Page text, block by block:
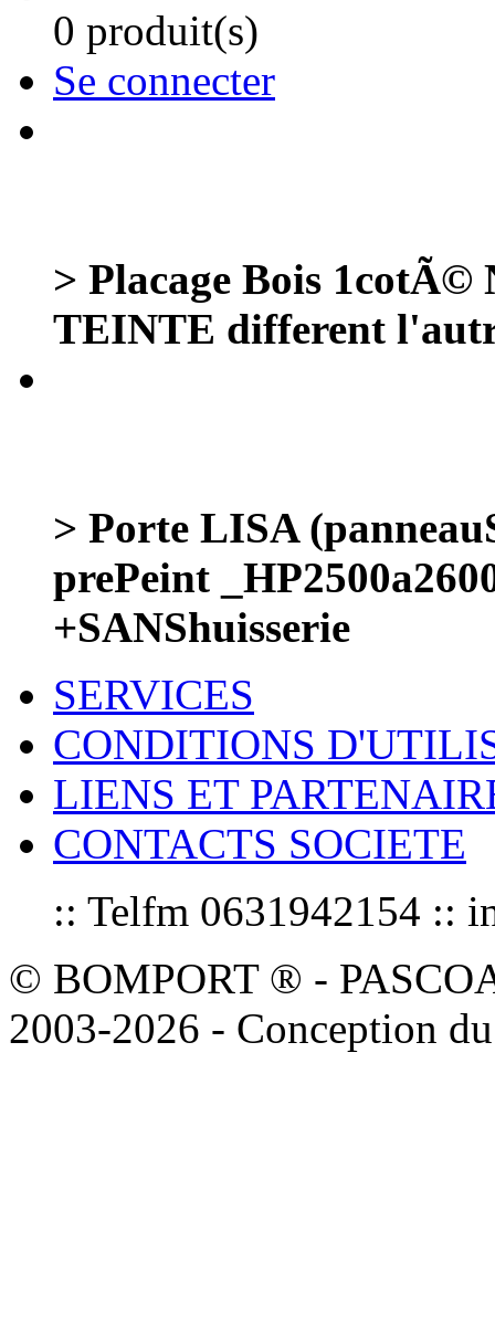
0 produit(s)
Se connecter
> Placage Bois
TEINTE different
> Porte LISA
prePeint
+SANShuisserie
SERVICES
CONDITIONS
LIENS ET
CONTACTS SOCIETE
:: Telfm 0631942154 ::
© BOMPORT ® -
2003-2026 - Conception